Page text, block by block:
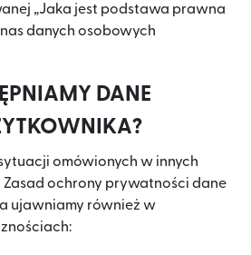
„Jaka jest podstawa prawna
danych osobowych
DANE
omówionych w innych
Zasad ochrony prywatności dane
ujawniamy również w